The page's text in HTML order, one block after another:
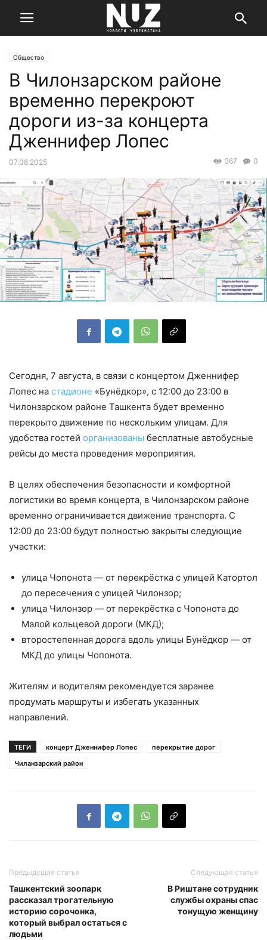
Общество
В Чилонзарском районе
временно перекроют
дороги из-за концерта
Дженнифер Лопес
07.08.2025 0
267
Сегодня, 7 августа, в связи с концертом Дженнифер
Лопес на стадионе «Бунёдкор», с 12:00 до 23:00 в
Чилонзарском районе Ташкента будет временно
перекрыто движение по нескольким улицам. Для
удобства гостей организованы бесплатные автобусные
рейсы до места проведения мероприятия.
В целях обеспечения безопасности и комфортной
логистики во время концерта, в Чилонзарском районе
временно ограничивается движение транспорта. С
12:00 до 23:00 будут полностью закрыты следующие
участки:
улица Чопонота — от перекрёстка с улицей Катортол
до пересечения с улицей Чилонзор;
улица Чилонзор — от перекрёстка с Чопонота до
Малой кольцевой дороги (МКД);
второстепенная дорога вдоль улицы Бунёдкор — от
МКД до улицы Чопонота.
Жителям и водителям рекомендуется заранее
продумать маршруты и избегать указанных
направлений.
ТЕГИ концерт Дженнифер Лопес
перекрытие дорог
Чиланзарский район
Предыдущая статья
Ташкентский зоопарк
рассказал трогательную
историю сорочонка,
который выбрал остаться с
людьми
Следующая статья
В Риштане сотрудник
службы охраны спас
тонущую женщину